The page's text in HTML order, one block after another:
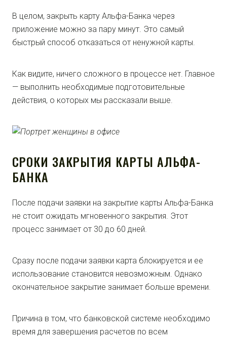
В целом, закрыть карту Альфа-Банка через
приложение можно за пару минут. Это самый
быстрый способ отказаться от ненужной карты.
Как видите, ничего сложного в процессе нет. Главное
— выполнить необходимые подготовительные
действия, о которых мы рассказали выше.
СРОКИ ЗАКРЫТИЯ КАРТЫ АЛЬФА-
БАНКА
После подачи заявки на закрытие карты Альфа-Банка
не стоит ожидать мгновенного закрытия. Этот
процесс занимает от 30 до 60 дней.
Сразу после подачи заявки карта блокируется и ее
использование становится невозможным. Однако
окончательное закрытие занимает больше времени.
Причина в том, что банковской системе необходимо
время для завершения расчетов по всем